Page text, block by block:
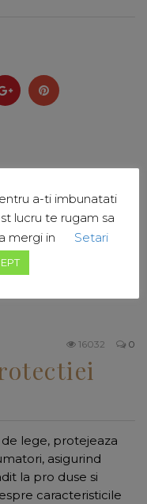
0
16032
lege, protejeaza
asigurind
la pro duse si
caracteristicile
a-ti imbunatati
lucru te rugam sa
mergi in
Setari